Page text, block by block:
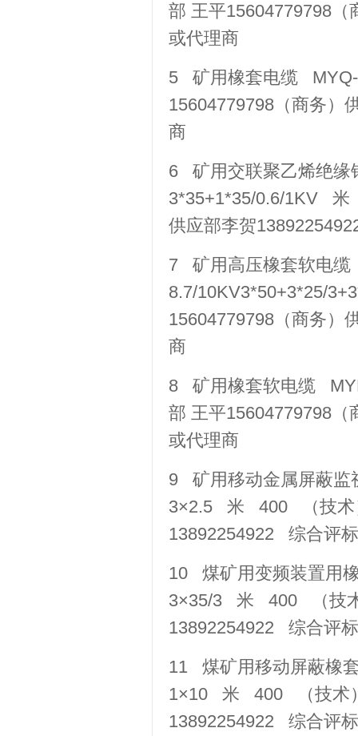
部 王平15604779798
或代理商
5 矿用橡套电缆
15604779798（商务
商
6 矿用交联聚乙烯绝缘
3*35+1*35/0.6/1KV 米
供应部李贺
7 矿用高压橡套软电
8.7/10KV3*50+3*25/
15604779798（商务
商
8 矿用橡套软电缆
部 王平15604779798
或代理商
9 矿用移动金属屏蔽监
3×2.5 米 400 （技术
13892254922 综合评
10 煤矿用变频装置用
3×35/3 米 400 （技术
13892254922 综合评
11 煤矿用移动屏蔽橡
1×10 米 400 （技术）
13892254922 综合评